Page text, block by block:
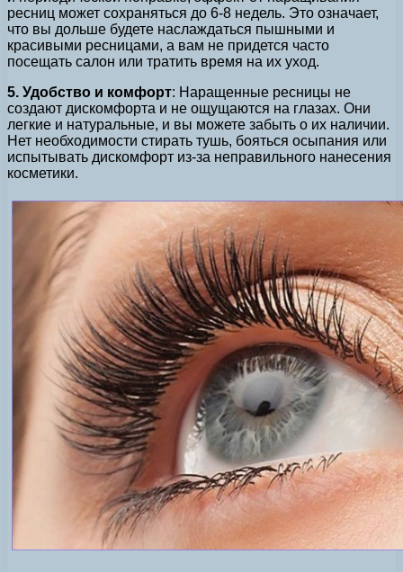
ресниц может сохраняться до 6-8 недель. Это означает,
что вы дольше будете наслаждаться пышными и
красивыми ресницами, а вам не придется часто
посещать салон или тратить время на их уход.
5. Удобство и комфорт: Наращенные ресницы не
создают дискомфорта и не ощущаются на глазах. Они
легкие и натуральные, и вы можете забыть о их наличии.
Нет необходимости стирать тушь, бояться осыпания или
испытывать дискомфорт из-за неправильного нанесения
косметики.